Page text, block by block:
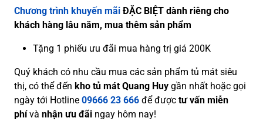
Chương trình khuyến mãi ĐẶC BIỆT dành riêng cho
khách hàng lâu năm, mua thêm sản phẩm
Tặng 1 phiếu ưu đãi mua hàng trị giá 200K
Quý khách có nhu cầu mua các sản phẩm tủ mát siêu
thị, có thể đến kho tủ mát Quang Huy gần nhất hoặc gọi
ngày tới Hotline 09666 23 666 để được tư vấn miễn
phívà nhận ưu đãi ngay hôm nay!